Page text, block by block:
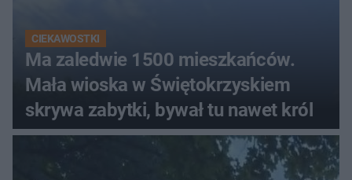
CIEKAWOSTKI
Ma zaledwie 1500 mieszkańców.
Mała wioska w Świętokrzyskiem
skrywa zabytki, bywał tu nawet król